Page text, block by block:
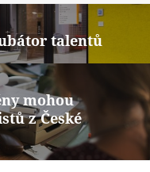
talentů
mohou
z České